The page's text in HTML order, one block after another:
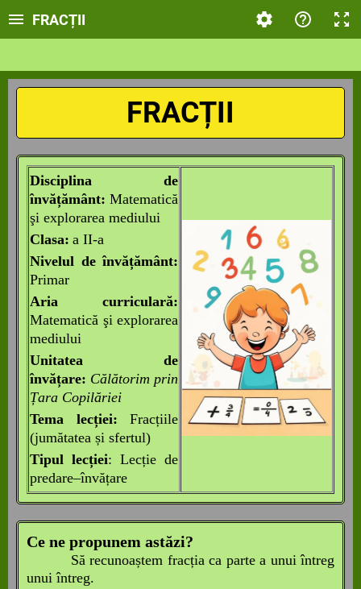
FRACȚII
FRACȚII
Disciplina de
învățământ: Matematică
şi explorarea mediului
Clasa: a II-a
Nivelul de învățământ:
Primar
Aria curriculară:
Matematică şi explorarea
mediului
Unitatea de
învățare: Călătorim prin
Țara Copilăriei
Tema lecției: Fracțiile
(jumătatea și sfertul)
Tipul lecției: Lecție de
predare–învățare
Ce ne propunem astăzi?
Să recunoaștem fracția ca parte a unui întreg
unui întreg.